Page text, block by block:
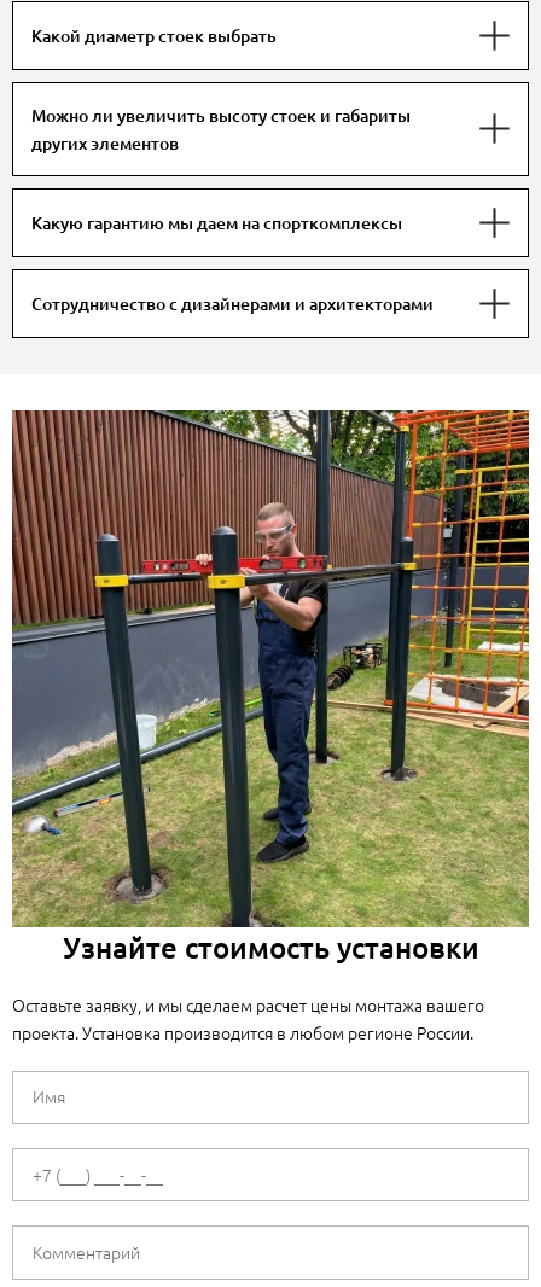
Какой диаметр стоек выбрать
Можно ли увеличить высоту стоек и габариты
других элементов
Какую гарантию мы даем на спорткомплексы
Сотрудничество с дизайнерами и архитекторами
Узнайте стоимость установки
Оставьте заявку, и мы сделаем расчет цены монтажа вашего
проекта. Установка производится в любом регионе России.